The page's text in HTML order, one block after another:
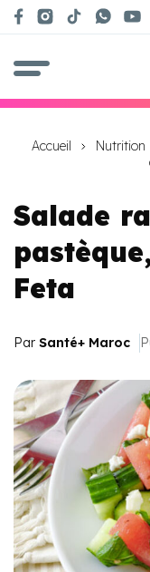
Accueil Nutrition
Salade
Feta
Par Santé+ Maroc